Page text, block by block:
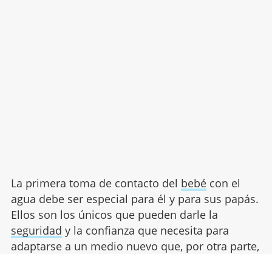
La primera toma de contacto del bebécon el
agua debe ser especial para él y para sus papás.
Ellos son los únicos que pueden darle la
seguridad y la confianza que necesita para
adaptarse a un medio nuevo que, por otra parte,